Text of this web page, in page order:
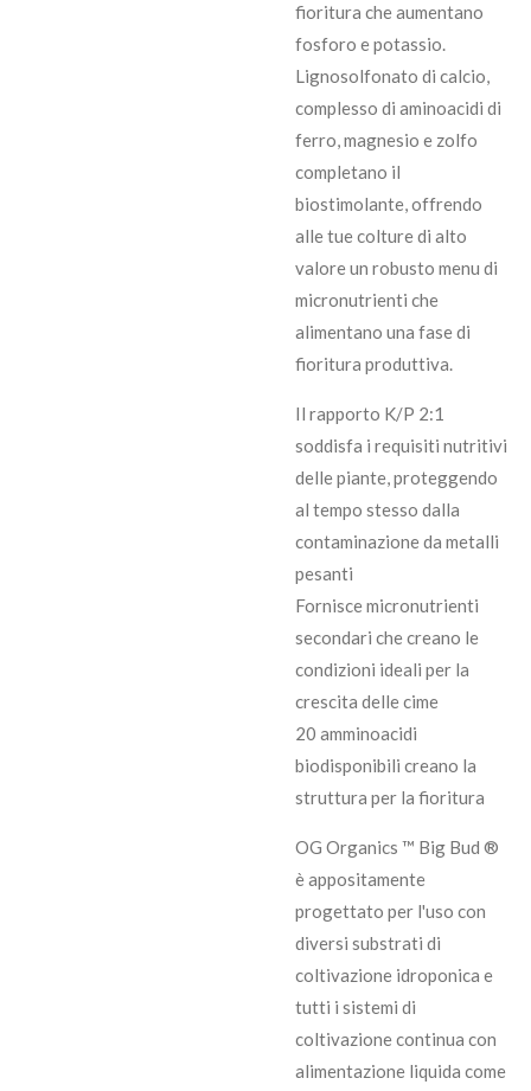
fioritura che aumentano
fosforo e potassio.
Lignosolfonato di calcio,
complesso di aminoacidi di
ferro, magnesio e zolfo
completano il
biostimolante, offrendo
alle tue colture di alto
valore un robusto menu di
micronutrienti che
alimentano una fase di
fioritura produttiva.
Il rapporto K/P 2:1
soddisfa i requisiti nutritivi
delle piante, proteggendo
al tempo stesso dalla
contaminazione da metalli
pesanti
Fornisce micronutrienti
secondari che creano le
condizioni ideali per la
crescita delle cime
20 amminoacidi
biodisponibili creano la
struttura per la fioritura
OG Organics ™ Big Bud ®
è appositamente
progettato per l'uso con
diversi substrati di
coltivazione idroponica e
tutti i sistemi di
coltivazione continua con
alimentazione liquida come